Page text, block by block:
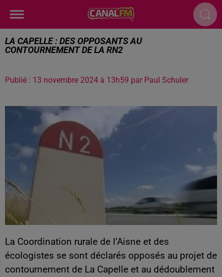
LA CAPELLE : DES OPPOSANTS AU
CONTOURNEMENT DE LA RN2
Publié : 13 novembre 2024 à 13h59 par Paul Schuler
La Coordination rurale de l’Aisne et des
écologistes se sont déclarés opposés au projet de
contournement de La Capelle et au dédoublement